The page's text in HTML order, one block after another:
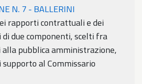
N. 7 - BALLERINI
rapporti contrattuali e dei
due componenti, scelti fra
pubblica amministrazione,
al Commissario